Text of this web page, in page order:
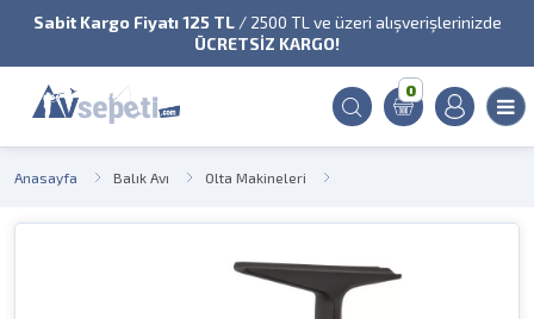
Sabit Kargo Fiyatı 125 TL/ 2500 TL ve üzeri alışverişlerinizde
ÜCRETSİZ KARGO!
0
Anasayfa Balık Avı Olta Makineleri